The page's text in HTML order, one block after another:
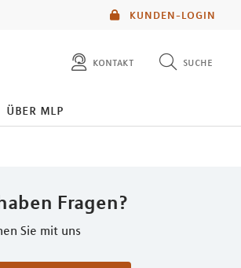
KUNDEN-LOGIN
kontakt suche
diese website durchsuchen
über mlp
Fragen?
Sie mit uns